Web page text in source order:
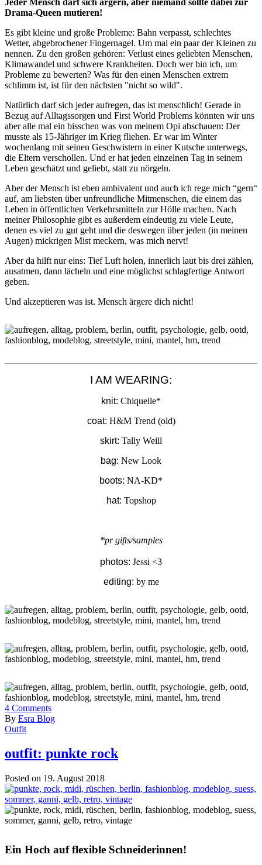
Drama-Queen mutieren!
Es gibt kleine und große Probleme: Bahn verpasst, schlechtes
Wetter, abgebrochener Fingernagel. Um mal ein paar der Kleinen zu
nennen. Zu den großen gehören: Verlust eines geliebten Menschen,
Klimawandel und schwere Krankheiten. Doch wer bin ich, um
Probleme zu bewerten? Was für den einen Menschen extrem
schlimm ist, ist für den nächsten "nicht so wild".
Natürlich darf sich jeder aufregen, das ist menschlich! Gerade in
Bezug auf Alltagssorgen und First World Problems könnten wir uns
aber alle mal ein bisschen was von meinem Opi abschauen: Der
musste als 15-Jähriger im Krieg fliehen. Er war im Winter
wochenlang mit seinen Geschwistern in einer Kutsche unterwegs,
die Eltern verschollen. Und er hat jeden einzelnen Tag in seinem
Leben geschätzt und geliebt, statt zu nörgeln.
Aber der Mensch ist eben ambivalent und auch ich rege mich “gern“
auf, am liebsten über unfreundliche Mitmenschen, die einem das
Leben in öffentlichen Verkehrsmitteln zur Hölle machen. Nach
meiner Philosophie gibt es außerdem eindeutig zu viele Leute,
denen es viel zu gut geht und die deswegen über jeden (in meinen
Augen) mickrigen Mist meckern, was mich nervt!
Aber da hilft nur eins: Tief Luft holen, innerlich laut bis drei zählen,
ausatmen, dann lächeln und eine möglichst schlagfertige Antwort
geben.
Und akzeptieren was ist. Mensch ärgere dich nicht!
I AM WEARING:
knit: Chiquelle*
coat: H&M Trend (old)
skirt: Tally Weill
bag: New Look
boots: NA-KD*
hat: Topshop
*pr gifts/samples
photos: Jessi <3
editing: by me
4 Comments
By Esra Blog
Outfit
outfit: punkte rock
Posted on 19. August 2018
Ein Hoch auf flexible Schneiderinnen!